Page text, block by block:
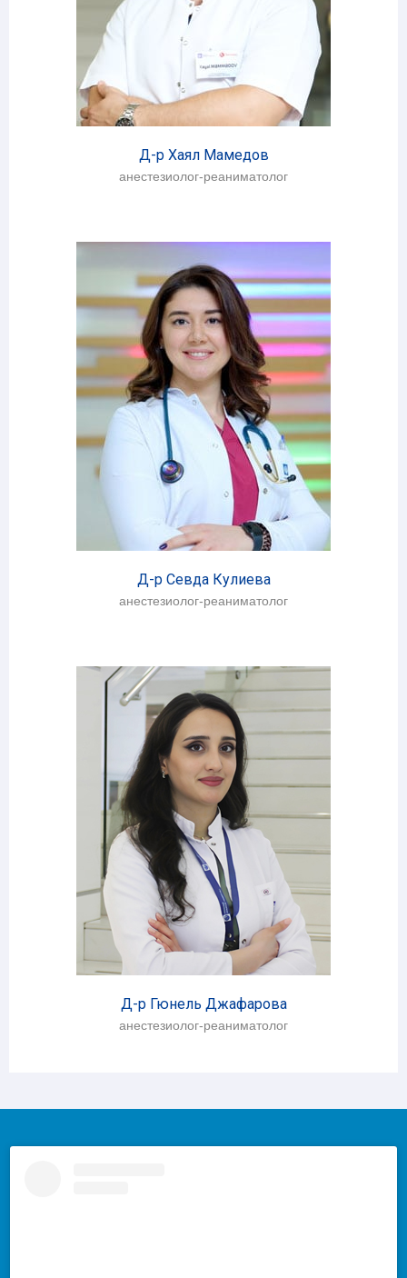
Д-р Хаял Мамедов
анестезиолог-реаниматолог
Д-р Севда Кулиева
анестезиолог-реаниматолог
Д-р Гюнель Джафарова
анестезиолог-реаниматолог